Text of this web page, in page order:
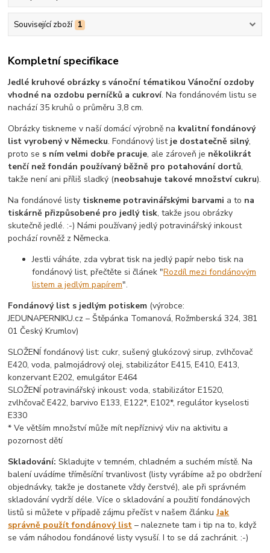
Související zboží 1
Kompletní specifikace
Jedlé kruhové obrázky s vánoční tématikou Vánoční ozdoby
vhodné na ozdobu perníčků a cukroví. Na fondánovém listu se
nachází 35 kruhů o průměru 3,8 cm.
Obrázky tiskneme v naší domácí výrobně na kvalitní fondánový
list vyrobený v Německu. Fondánový list je dostatečně silný,
proto se s ním velmi dobře pracuje, ale zároveň je několikrát
tenčí než fondán používaný běžně pro potahování dortů,
takže není ani příliš sladký (neobsahuje takové množství cukru).
Na fondánové listy tiskneme potravinářskými barvami a to na
tiskárně přizpůsobené pro jedlý tisk, takže jsou obrázky
skutečně jedlé. :-) Námi používaný jedlý potravinářský inkoust
pochází rovněž z Německa.
Jestli váháte, zda vybrat tisk na jedlý papír nebo tisk na
fondánový list, přečtěte si článek "Rozdíl mezi fondánovým
listem a jedlým papírem".
Fondánový list s jedlým potiskem (výrobce:
JEDUNAPERNIKU.cz – Štěpánka Tomanová, Rožmberská 324, 381
01 Český Krumlov)
SLOŽENÍ fondánový list: cukr, sušený glukózový sirup, zvlhčovač
E420, voda, palmojádrový olej, stabilizátor E415, E410, E413,
konzervant E202, emulgátor E464
SLOŽENÍ potravinářský inkoust: voda, stabilizátor E1520,
zvlhčovač E422, barvivo E133, E122*, E102*, regulátor kyselosti
E330
* Ve větším množství může mít nepříznivý vliv na aktivitu a
pozornost dětí
Skladování: Skladujte v temném, chladném a suchém místě. Na
balení uvádíme tříměsíční trvanlivost (listy vyrábíme až po obdržení
objednávky, takže je dostanete vždy čerstvé), ale při správném
skladování vydrží déle. Více o skladování a použití fondánových
listů si můžete v případě zájmu přečíst v našem článkuJak
správně použít fondánový list – naleznete tam i tip na to, když
se vám náhodou fondánové listy vysuší. I to se dá zachránit. :-)